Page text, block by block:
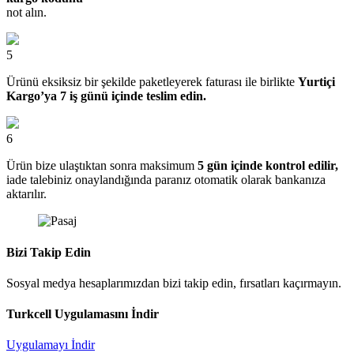
not alın.
5
Ürünü eksiksiz bir şekilde paketleyerek faturası ile birlikte Yurtiçi
Kargo’ya 7 iş günü içinde teslim edin.
6
Ürün bize ulaştıktan sonra maksimum 5 gün içinde kontrol edilir,
iade talebiniz onaylandığında paranız otomatik olarak bankanıza
aktarılır.
Bizi Takip Edin
Sosyal medya hesaplarımızdan bizi takip edin, fırsatları kaçırmayın.
Turkcell Uygulamasını İndir
Uygulamayı İndir